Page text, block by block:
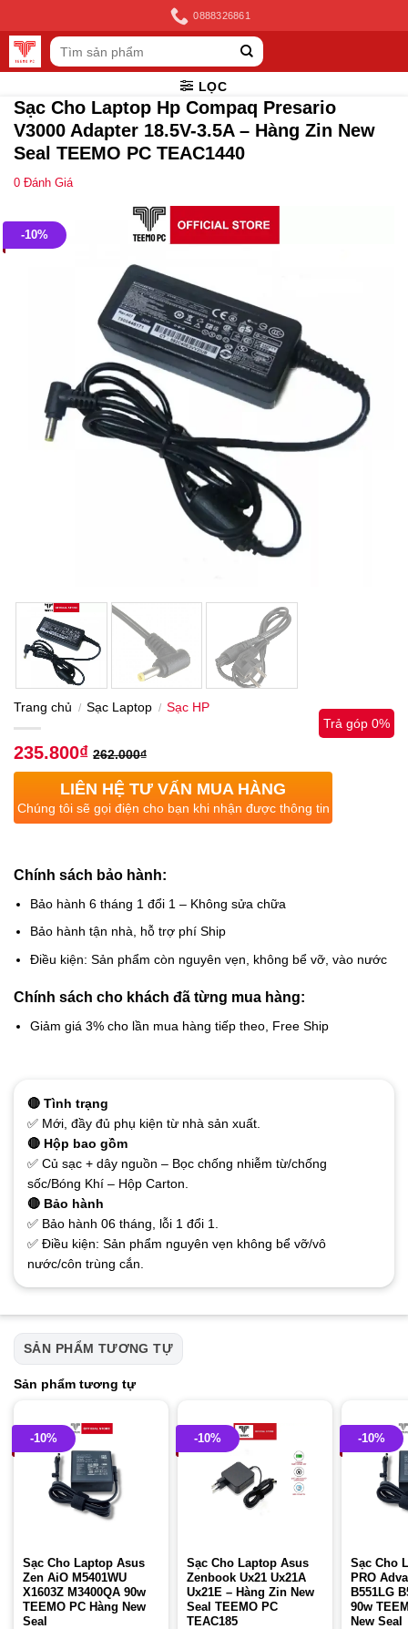
to
content
0888326861
Tìm
kiếm:
LỌC
Sạc Cho Laptop Hp Compaq Presario
V3000 Adapter 18.5V-3.5A – Hàng Zin New
Seal TEEMO PC TEAC1440
0 Đánh Giá
-10%
Trang chủ / Sạc Laptop / Sạc HP
235.800₫ 262.000₫
Trả góp 0%
LIÊN HỆ TƯ VẤN MUA HÀNG
Chúng tôi sẽ gọi điện cho bạn khi nhận được thông tin
Chính sách bảo hành:
Bảo hành 6 tháng 1 đổi 1 – Không sửa chữa
Bảo hành tận nhà, hỗ trợ phí Ship
Điều kiện: Sản phẩm còn nguyên vẹn, không bể vỡ, vào nước
Chính sách cho khách đã từng mua hàng:
Giảm giá 3% cho lần mua hàng tiếp theo, Free Ship
🔴 Tình trạng
✅ Mới, đầy đủ phụ kiện từ nhà sản xuất.
🔴 Hộp bao gồm
✅ Củ sạc + dây nguồn – Bọc chống nhiễm từ/chống
sốc/Bóng Khí – Hộp Carton.
🔴 Bảo hành
✅ Bảo hành 06 tháng, lỗi 1 đổi 1.
✅ Điều kiện: Sản phẩm nguyên vẹn không bể vỡ/vô
nước/côn trùng cắn.
SẢN PHẨM TƯƠNG TỰ
Sản phẩm tương tự
-10%
Sạc Cho Laptop Asus
Zen AiO M5401WU
X1603Z M3400QA 90w
TEEMO PC Hàng New
Seal
-10%
Sạc Cho Laptop Asus
Zenbook Ux21 Ux21A
Ux21E – Hàng Zin New
Seal TEEMO PC
TEAC185
-10%
Sạc Cho
PRO
B551LG
90w
New Seal